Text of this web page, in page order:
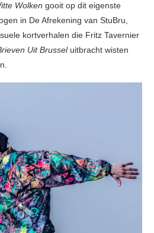
Wolken gooit op dit eigenste
in De Afrekening van StuBru,
kortverhalen die Fritz Tavernier
Uit Brusseluitbracht wisten